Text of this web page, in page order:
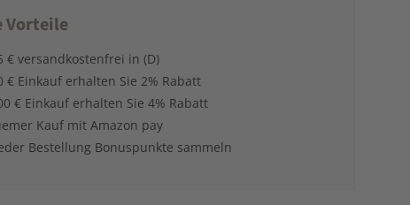
Vorteile
€ versandkostenfrei in (D)
€ Einkauf erhalten Sie 2% Rabatt
€ Einkauf erhalten Sie 4% Rabatt
Kauf mit Amazon pay
Bestellung Bonuspunkte sammeln